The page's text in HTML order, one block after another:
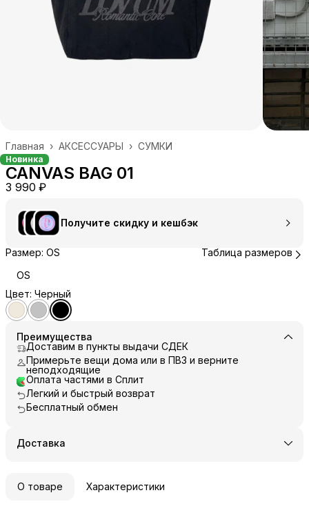
СУМКИ
АКСЕССУАРЫ ›
Главная ›
Новинка
CANVAS BAG 01
3 990 ₽
Получите скидку и кешбэк
Размер: OS
Таблица размеров
OS
Цвет: Черный
Преимущества
Доставим в пункты выдачи СДЕК
Примерьте вещи дома или в ПВЗ и верните
неподходящие
Оплата частями в Сплит
Легкий и быстрый возврат
Бесплатный обмен
Доставка
О товаре Характеристики